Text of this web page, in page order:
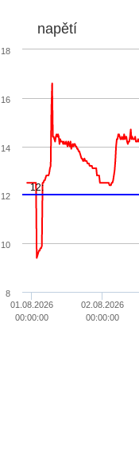
napětí
12:
01.08.2026
00:00:00
02.08.2026
00:00:00
8
10
12
14
16
18